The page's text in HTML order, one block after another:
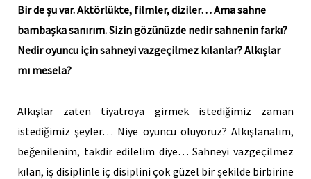
Bir de şu var. Aktörlükte, filmler, diziler… Ama sahne
bambaşka sanırım. Sizin gözünüzde nedir sahnenin farkı?
Nedir oyuncu için sahneyi vazgeçilmez kılanlar? Alkışlar
mı mesela?
Alkışlar zaten tiyatroya girmek istediğimiz zaman
istediğimiz şeyler… Niye oyuncu oluyoruz? Alkışlanalım,
beğenilenim, takdir edilelim diye… Sahneyi vazgeçilmez
kılan, iş disiplinle iç disiplini çok güzel bir şekilde birbirine